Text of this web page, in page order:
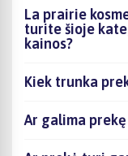
La prairie
turite šioje
kainos?
Kiek trunka
Ar galima